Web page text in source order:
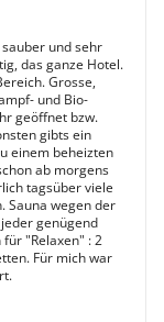
und sehr
das ganze Hotel.
Grosse,
und Bio-
geöffnet bzw.
gibts ein
einem beheizten
ab morgens
tagsüber viele
Sauna wegen der
genügend
"Relaxen" : 2
Für mich war